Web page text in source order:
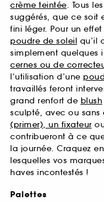
crème teintée. Tous
suggérés, que ce soit
fini léger. Pour un
poudre de soleil qu’il
simplement quelques
cernes ou de
l’utilisation d’une
travaillés feront
grand renfort de blush
sculpté, avec ou sans
(primer), un fixateur
contribueront à ce
la journée. Craquez
lesquelles vos
haves incontestés !
Palettes